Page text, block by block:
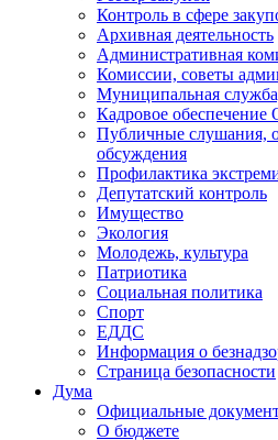
Контроль в сфере
Архивная деятельность
Административная
Комиссии, советы
Муниципальная
Кадровое
Публичные слушания,
обсуждения
Профилактика
Депутатский контроль
Имущество
Экология
Молодежь, культура
Патриотика
Социальная политика
Спорт
ЕДДС
Информация о
Страница безопасности
Дума
Официальные
О бюджете